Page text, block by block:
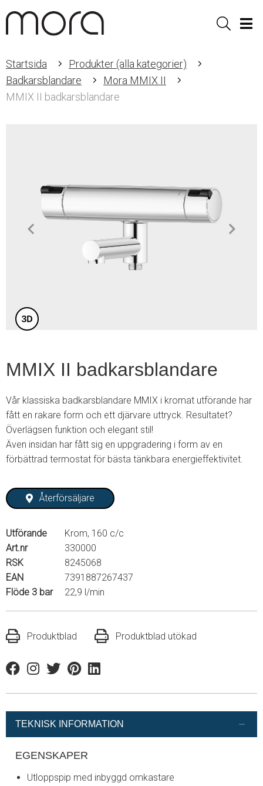
Sök
Startsida
Produkter (alla kategorier)
Badkarsblandare
Mora MMIX II
MMIX II badkarsblandare
MMIX II badkarsblandare
Vår klassiska badkarsblandare MMIX i kromat utförande har
fått en rakare form och ett djärvare uttryck. Resultatet?
Överlägsen funktion och elegant stil!
Även insidan har fått sig en uppgradering i form av en
förbättrad termostat för bästa tänkbara energieffektivitet.
Återförsäljare
Utförande
Krom, 160 c/c
Art.nr
330000
RSK
8245068
EAN
7391887267437
Flöde 3 bar
22,9 l/min
Produktblad Produktblad utökad
FacebookInstagram
TwitterPinterestLinkedin
TEKNISK INFORMATION
EGENSKAPER
Utloppspip med inbyggd omkastare